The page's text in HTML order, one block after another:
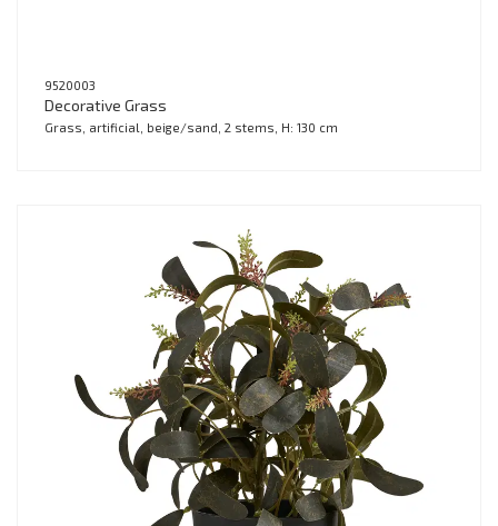
9520003
Decorative Grass
Grass, artificial, beige/sand, 2 stems, H: 130 cm